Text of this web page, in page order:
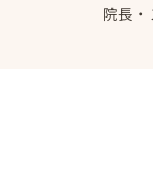
院長